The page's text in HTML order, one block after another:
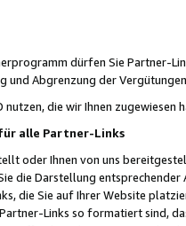
dürfen Sie Partner-
und Abgrenzung der
die wir Ihnen zugewiesen
alle Partner-Links
oder Ihnen von uns
die Darstellung
die Sie auf Ihrer Website
Links so formatiert sind,